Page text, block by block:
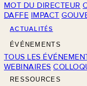
MOT DU DIRECTEUR
DAFFE IMPACT
ACTUALITÉS
ÉVÉNEMENTS
TOUS LES
WEBINAIRES
RESSOURCES